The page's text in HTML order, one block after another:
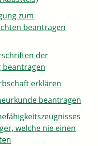
zum
beantragen
der
erklären
beantragen
welche nie einen